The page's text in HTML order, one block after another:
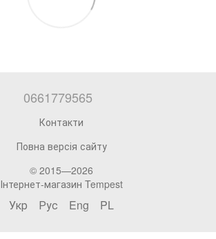
0661779565
Контакти
Повна версія сайту
© 2015—2026
Інтернет-магазин Tempest
Укр Рус Eng PL